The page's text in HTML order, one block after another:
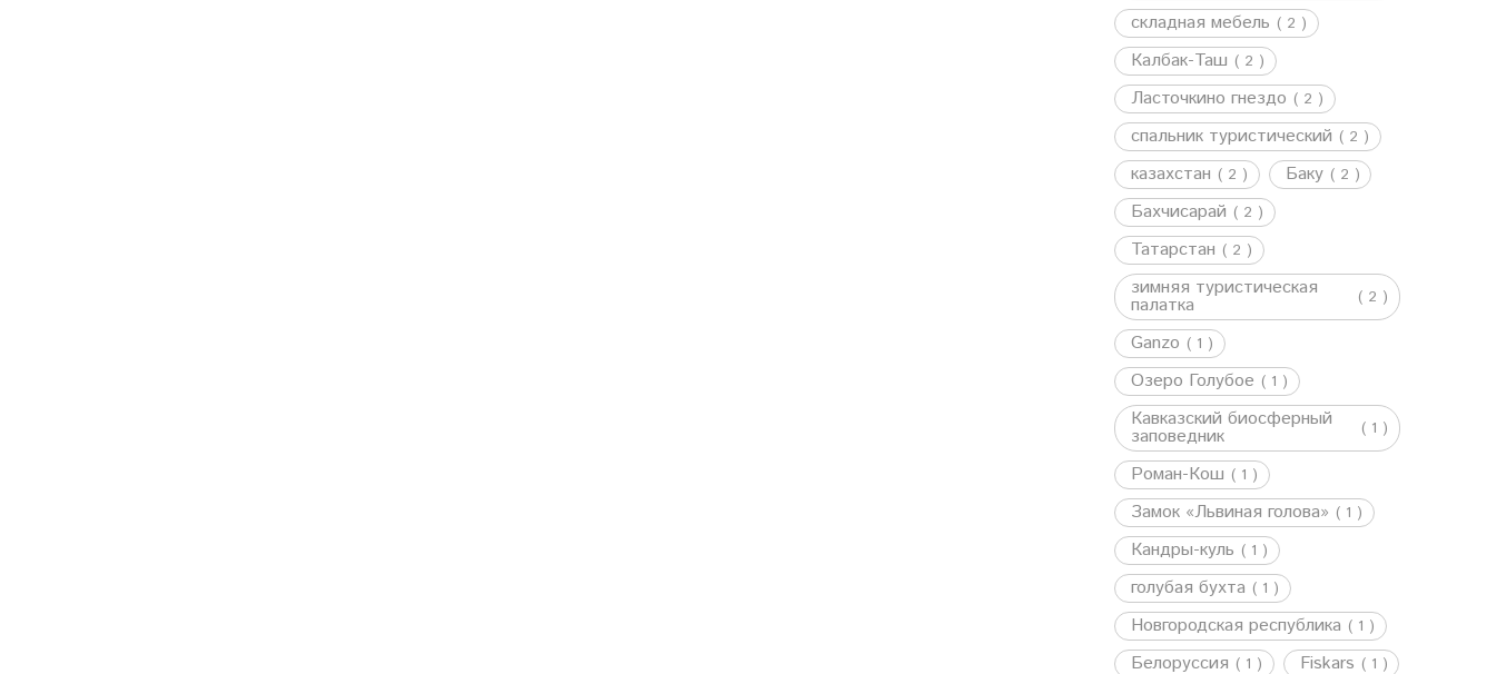
складная мебель ( 2 )
Калбак-Таш ( 2 )
Ласточкино гнездо ( 2 )
спальник туристический ( 2 )
казахстан ( 2 ) Баку ( 2 )
Бахчисарай ( 2 )
Татарстан ( 2 )
зимняя туристическая
палатка ( 2 )
Ganzo ( 1 )
Озеро Голубое ( 1 )
Кавказский биосферный
заповедник ( 1 )
Роман-Кош ( 1 )
Замок «Львиная голова» ( 1 )
Кандры-куль ( 1 )
голубая бухта ( 1 )
Новгородская республика ( 1 )
Белоруссия ( 1 ) Fiskars ( 1 )